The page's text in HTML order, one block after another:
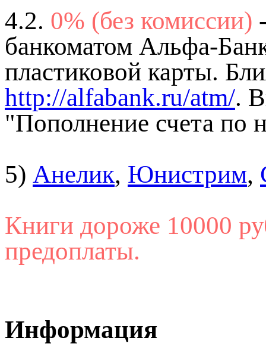
4.2. 0% (без комиссии)
банкоматом Альфа-
пластиковой карты.
http://alfabank.ru/atm/.
"Пополнение счета по
5) Анелик, Юнистрим,
Книги дороже 10000
предоплаты.
Информация